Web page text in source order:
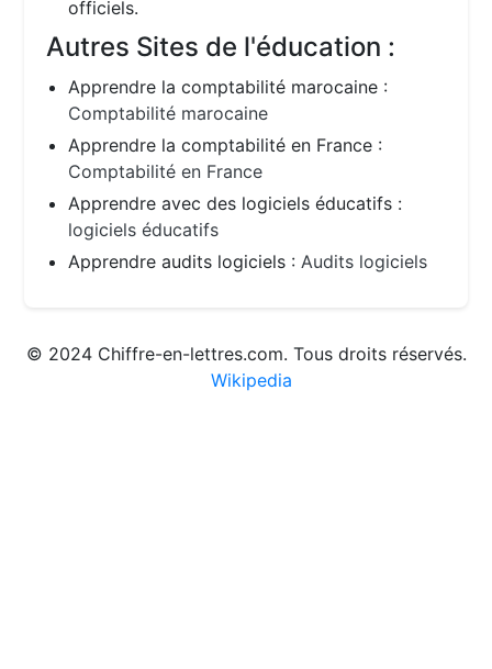
officiels.
Autres Sites de l'éducation :
Apprendre la comptabilité marocaine :
Comptabilité marocaine
Apprendre la comptabilité en France :
Comptabilité en France
Apprendre avec des logiciels éducatifs :
logiciels éducatifs
Apprendre audits logiciels :Audits logiciels
© 2024 Chiffre-en-lettres.com. Tous droits réservés.
Wikipedia